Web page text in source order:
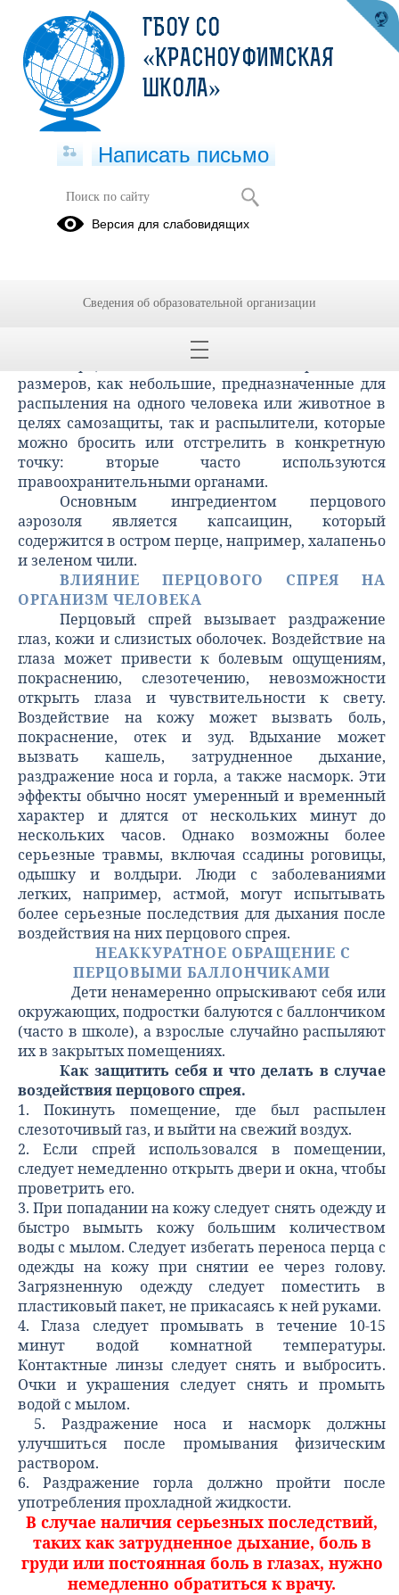
ПЕРЦОВЫЙ БАЛЛОНЧИК
ЭФФЕКТИВНОСТЬ И РИСКИ
Перцовые баллончики бывают различных
размеров, как небольшие, предназначенные для
распыления на одного человека или животное в
целях самозащиты, так и распылители, которые
можно бросить или отстрелить в конкретную
точку: вторые часто используются
правоохранительными органами.
Основным ингредиентом перцового
аэрозоля является капсаицин, который
содержится в остром перце, например, халапеньо
и зеленом чили.
ВЛИЯНИЕ ПЕРЦОВОГО СПРЕЯ НА
ОРГАНИЗМ ЧЕЛОВЕКА
Перцовый спрей вызывает раздражение
глаз, кожи и слизистых оболочек. Воздействие на
глаза может привести к болевым ощущениям,
покраснению, слезотечению, невозможности
открыть глаза и чувствительности к свету.
Воздействие на кожу может вызвать боль,
покраснение, отек и зуд. Вдыхание может
вызвать кашель, затрудненное дыхание,
раздражение носа и горла, а также насморк. Эти
эффекты обычно носят умеренный и временный
характер и длятся от нескольких минут до
нескольких часов. Однако возможны более
серьезные травмы, включая ссадины роговицы,
одышку и волдыри. Люди с заболеваниями
легких, например, астмой, могут испытывать
более серьезные последствия для дыхания после
воздействия на них перцового спрея.
НЕАККУРАТНОЕ ОБРАЩЕНИЕ С
ПЕРЦОВЫМИ БАЛЛОНЧИКАМИ
Дети ненамеренно опрыскивают себя или
окружающих, подростки балуются с баллончиком
(часто в школе), а взрослые случайно распыляют
их в закрытых помещениях.
Как защитить себя и что делать в случае
воздействия перцового спрея.
1. Покинуть помещение, где был распылен
слезоточивый газ, и выйти на свежий воздух.
2. Если спрей использовался в помещении,
следует немедленно открыть двери и окна, чтобы
проветрить его.
3. При попадании на кожу следует снять одежду и
быстро вымыть кожу большим количеством
воды с мылом. Следует избегать переноса перца с
одежды на кожу при снятии ее через голову.
Загрязненную одежду следует поместить в
пластиковый пакет, не прикасаясь к ней руками.
4. Глаза следует промывать в течение 10-15
минут водой комнатной температуры.
Контактные линзы следует снять и выбросить.
Очки и украшения следует снять и промыть
водой с мылом.
5. Раздражение носа и насморк должны
улучшиться после промывания физическим
раствором.
6. Раздражение горла должно пройти после
употребления прохладной жидкости.
В случае наличия серьезных последствий,
таких как затрудненное дыхание, боль в
груди или постоянная боль в глазах, нужно
немедленно обратиться к врачу.
ГБОУ СО
«КРАСНОУФИМСКАЯ
ШКОЛА»
Написать письмо
Версия для слабовидящих
Сведения об образовательной организации